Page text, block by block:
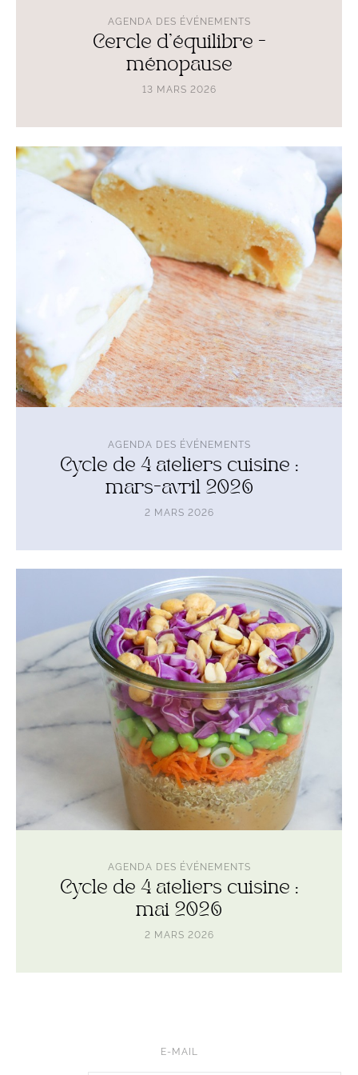
Cercle d'équilibre -
ménopause
13 MARS 2026
AGENDA DES ÉVÉNEMENTS
Lire
l'article
Cycle
Cycle de 4 ateliers cuisine :
mars-avril 2026
2 MARS 2026
AGENDA DES ÉVÉNEMENTS
Lire
ateliers
cuisine
mai
Cycle de 4 ateliers cuisine :
mai 2026
2 MARS 2026
AGENDA DES ÉVÉNEMENTS
E-MAIL